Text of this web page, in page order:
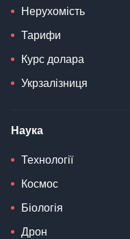
Нерухомість
Тарифи
Курс долара
Укрзалізниця
Наука
Технології
Космос
Біологія
Дрон